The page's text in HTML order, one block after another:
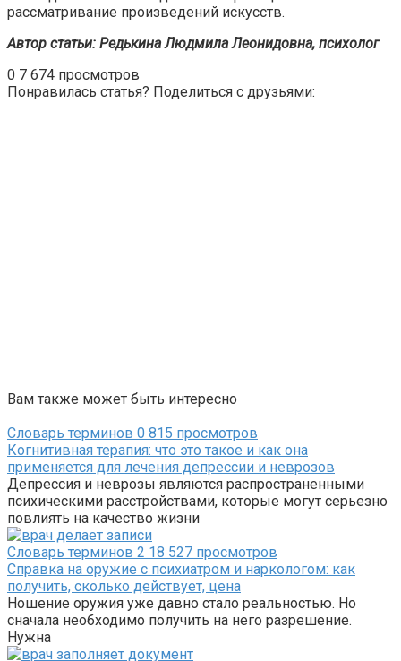
рассматривание произведений искусств.
Автор статьи: Редькина Людмила Леонидовна, психолог
0 7 674 просмотров
Понравилась статья? Поделиться с друзьями:
Вам также может быть интересно
Словарь терминов 0 815 просмотров
Когнитивная терапия: что это такое и как она
применяется для лечения депрессии и неврозов
Депрессия и неврозы являются распространенными
психическими расстройствами, которые могут серьезно
повлиять на качество жизни
Словарь терминов 2 18 527 просмотров
Справка на оружие с психиатром и наркологом: как
получить, сколько действует, цена
Ношение оружия уже давно стало реальностью. Но
сначала необходимо получить на него разрешение.
Нужна